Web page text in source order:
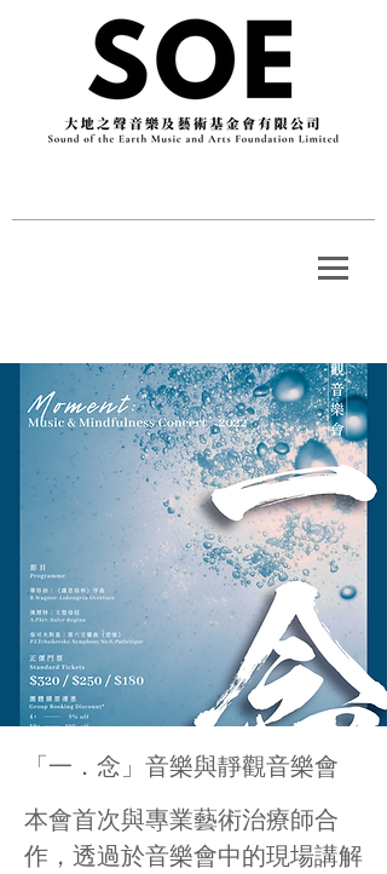
「一．念」音樂與靜觀音樂會
本會首次與專業藝術治療師合
作，透過於音樂會中的現場講解